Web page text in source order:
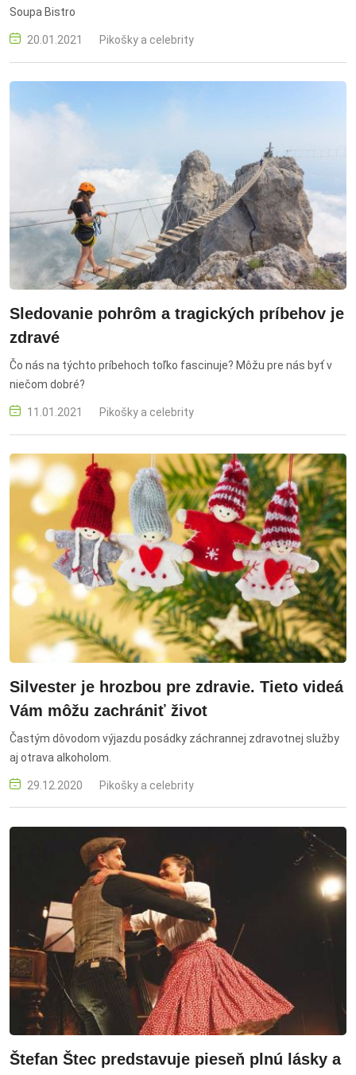
Soupa Bistro
20.01.2021 Pikošky a celebrity
Sledovanie pohrôm a tragických príbehov je
zdravé
Čo nás na týchto príbehoch toľko fascinuje? Môžu pre nás byť v
niečom dobré?
11.01.2021 Pikošky a celebrity
Silvester je hrozbou pre zdravie. Tieto videá
Vám môžu zachrániť život
Častým dôvodom výjazdu posádky záchrannej zdravotnej služby
aj otrava alkoholom.
29.12.2020 Pikošky a celebrity
Štefan Štec predstavuje pieseň plnú lásky a